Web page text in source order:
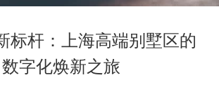
标杆：上海高端别墅区的
数字化焕新之旅